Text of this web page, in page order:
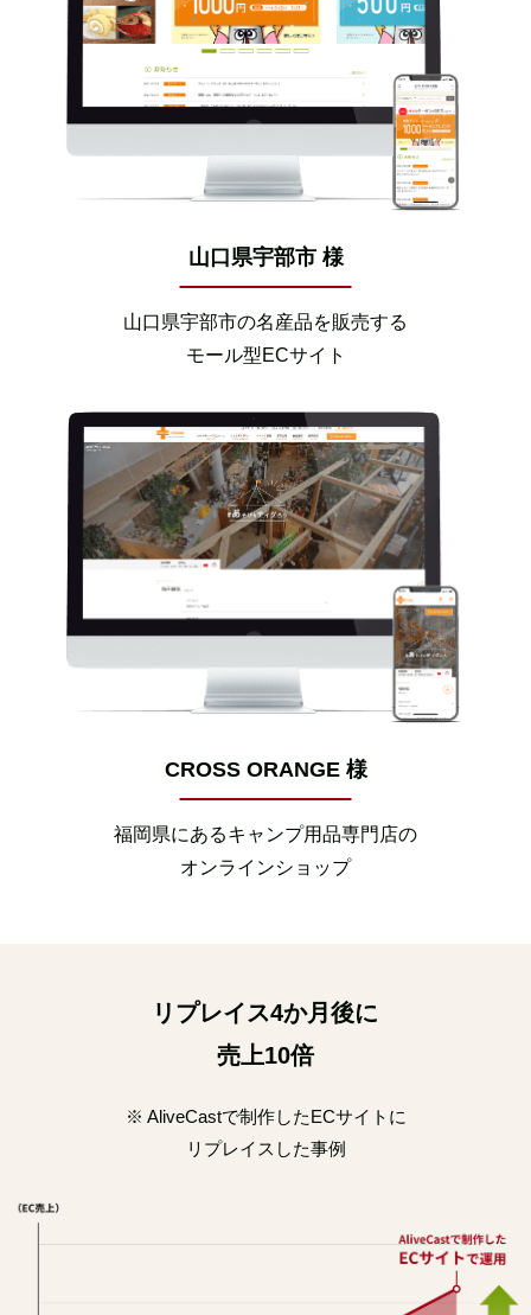
山口県宇部市 様
山口県宇部市の名産品を販売する
モール型ECサイト
CROSS ORANGE 様
福岡県にあるキャンプ用品専門店の
オンラインショップ
リプレイス4か月後に
売上10倍
※ AliveCastで制作したECサイトに
リプレイスした事例